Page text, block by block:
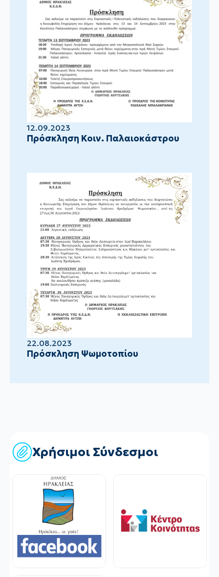
12.09.2023
Πρόσκληση Κοιν. Παλαιοκάστρου
22.08.2023
Πρόσκληση Ψωμοτοπίου
Χρήσιμοι Σύνδεσμοι